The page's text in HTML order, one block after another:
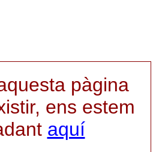
pàgina
ens estem
aquí